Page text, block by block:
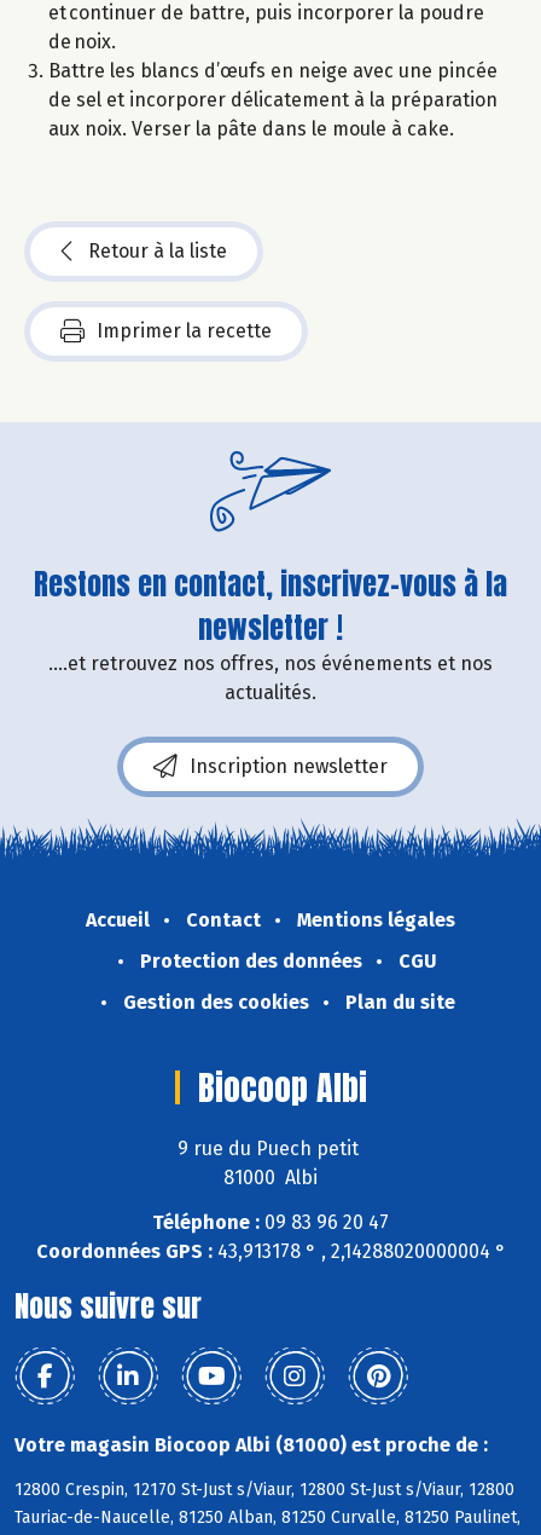
et continuer de battre, puis incorporer la poudre
de noix.
Battre les blancs d’œufs en neige avec une pincée
de sel et incorporer délicatement à la préparation
aux noix. Verser la pâte dans le moule à cake.
Retour à la liste
Imprimer la recette
Restons en contact, inscrivez-vous à la
newsletter !
....et retrouvez nos offres, nos événements et nos
actualités.
Inscription newsletter
Accueil Contact
Mentions légales
Protection des données
CGU
Gestion des cookies
Plan du site
Biocoop Albi
9 rue du Puech petit
81000 Albi
Téléphone : 09 83 96 20 47
Coordonnées GPS :43,913178 ° , 2,14288020000004 °
Nous suivre sur
Votre magasin Biocoop Albi (81000) est proche de :
12800 Crespin, 12170 St-Just s/Viaur, 12800 St-Just s/Viaur, 12800
Tauriac-de-Naucelle, 81250 Alban, 81250 Curvalle, 81250 Paulinet,